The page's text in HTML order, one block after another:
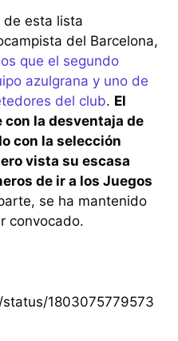
de esta lista
del Barcelona,
que el segundo
azulgrana y uno de
del club. El
la desventaja de
con la selección
vista su escasa
de ir a los Juegos
se ha mantenido
convocado.
1803075779573